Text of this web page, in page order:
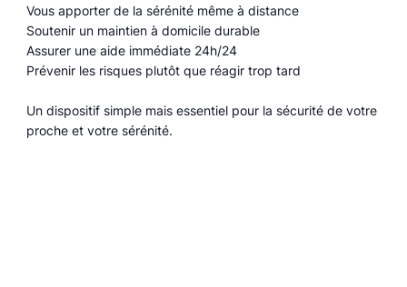
Vous apporter de la sérénité même à distance
Soutenir un maintien à domicile durable
Assurer une aide immédiate 24h/24
Prévenir les risques plutôt que réagir trop tard
Un dispositif simple mais essentiel pour la sécurité de votre
proche et votre sérénité.